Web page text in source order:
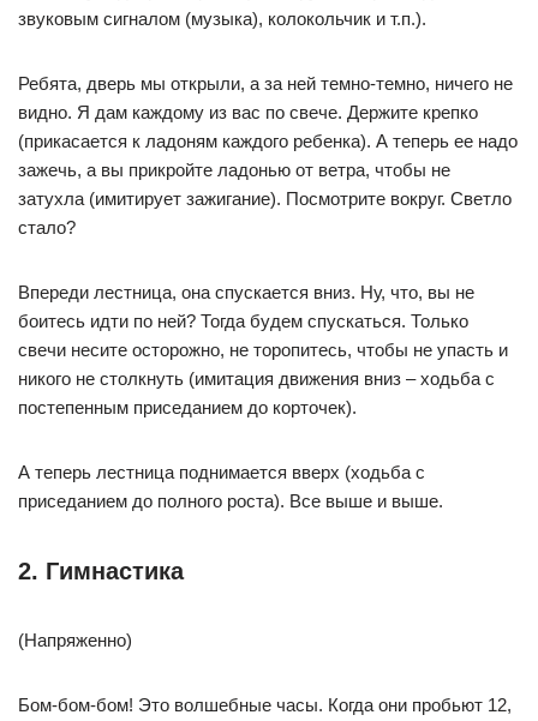
звуковым сигналом (музыка), колокольчик и т.п.).
Ребята, дверь мы открыли, а за ней темно-темно, ничего не
видно. Я дам каждому из вас по свече. Держите крепко
(прикасается к ладоням каждого ребенка). А теперь ее надо
зажечь, а вы прикройте ладонью от ветра, чтобы не
затухла (имитирует зажигание). Посмотрите вокруг. Светло
стало?
Впереди лестница, она спускается вниз. Ну, что, вы не
боитесь идти по ней? Тогда будем спускаться. Только
свечи несите осторожно, не торопитесь, чтобы не упасть и
никого не столкнуть (имитация движения вниз – ходьба с
постепенным приседанием до корточек).
А теперь лестница поднимается вверх (ходьба с
приседанием до полного роста). Все выше и выше.
2. Гимнастика
(Напряженно)
Бом-бом-бом! Это волшебные часы. Когда они пробьют 12,